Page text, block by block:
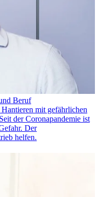
Beruf
mit gefährlichen
der Coronapandemie ist
Der
helfen.